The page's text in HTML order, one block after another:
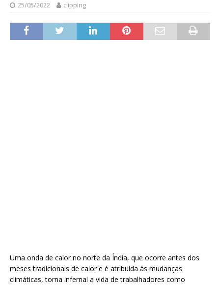
25/05/2022 clipping
Uma onda de calor no norte da Índia, que ocorre antes dos
meses tradicionais de calor e é atribuída às mudanças
climáticas, torna infernal a vida de trabalhadores como